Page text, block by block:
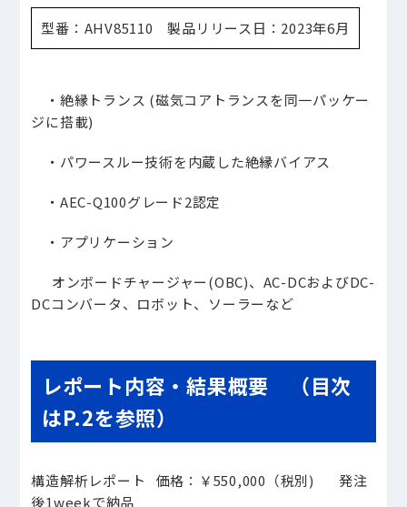
型番：AHV85110 製品リリース日：2023年6月
・絶縁トランス (磁気コアトランスを同一パッケー
ジに搭載)
・パワースルー技術を内蔵した絶縁バイアス
・AEC-Q100グレード2認定
・アプリケーション
オンボードチャージャー(OBC)、AC-DCおよびDC-
DCコンバータ、ロボット、ソーラーなど
レポート内容・結果概要 （目次
はP.2を参照）
構造解析レポート 価格：￥550,000 （税別) 発注
後1weekで納品